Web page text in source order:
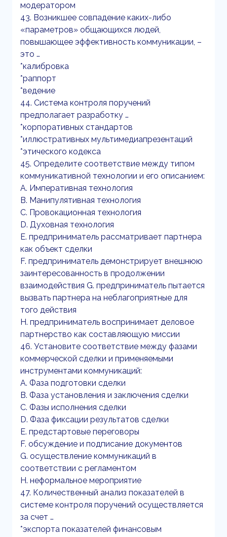
модератором
43. Возникшее совпадение каких-либо
«параметров» общающихся людей,
повышающее эффективность коммуникации, –
это …
*калибровка
*раппорт
*ведение
44. Система контроля поручений
предполагает разработку …
*корпоративных стандартов
*иллюстративных мультимедиапрезентаций
*этического кодекса
45. Определите соответствие между типом
коммуникативной технологии и его описанием:
A. Императивная технология
B. Манипулятивная технология
C. Провокационная технология
D. Духовная технология
E. предприниматель рассматривает партнера
как объект сделки
F. предприниматель демонстрирует внешнюю
заинтересованность в продолжении
взаимодействия G. предприниматель пытается
вызвать партнера на неблагоприятные для
того действия
H. предприниматель воспринимает деловое
партнерство как составляющую миссии
46. Установите соответствие между фазами
коммерческой сделки и применяемыми
инструментами коммуникаций:
A. Фаза подготовки сделки
B. Фаза установления и заключения сделки
C. Фазы исполнения сделки
D. Фаза фиксации результатов сделки
E. предстартовые переговоры
F. обсуждение и подписание документов
G. осуществление коммуникаций в
соответствии с регламентом
H. неформальное мероприятие
47. Количественный анализ показателей в
системе контроля поручений осуществляется
за счет …
*экспорта показателей финансовым